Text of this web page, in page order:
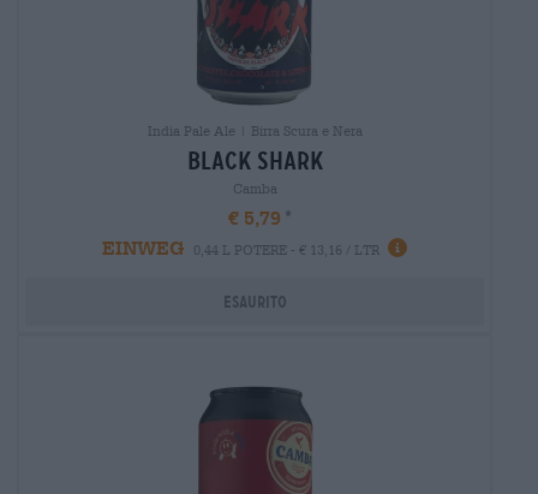
India Pale Ale | Birra Scura e Nera
black shark
Camba
€ 5,79
EINWEG
0,44 L POTERE - € 13,16 / LTR
Esaurito